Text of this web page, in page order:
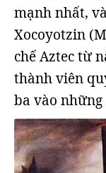
mạnh nhất,
Xocoyotzin
chế Aztec từ
thành viên
ba vào những